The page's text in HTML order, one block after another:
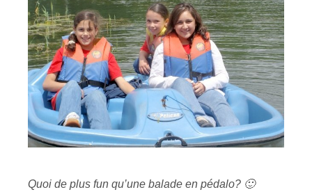
Quoi de plus fun qu’une balade en pédalo? 🙂